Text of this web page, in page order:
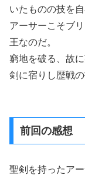
いたものの技を
アーサーこそブ
王なのだ。
窮地を破る、故に
剣に宿りし歴戦
前回の感想
聖剣を持ったア